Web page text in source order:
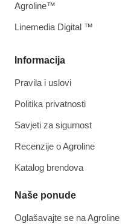
Informacija
Pravila i uslovi
Politika privatnosti
Savjeti za sigurnost
Recenzije o Agroline
Katalog brendova
Naše ponude
Oglašavajte se na Agroline
Agroline™
Linemedia Digital ™